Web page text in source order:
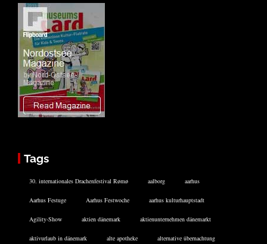
Tags
30. internationales Drachenfestival Rømø aalborg aarhus
Aarhus Festuge Aarhus Festwoche aarhus kulturhauptstadt
Agility-Show aktien dänemark aktienunternehmen dänemarkt
aktivurlaub in dänemark alte apotheke alternative übernachtung